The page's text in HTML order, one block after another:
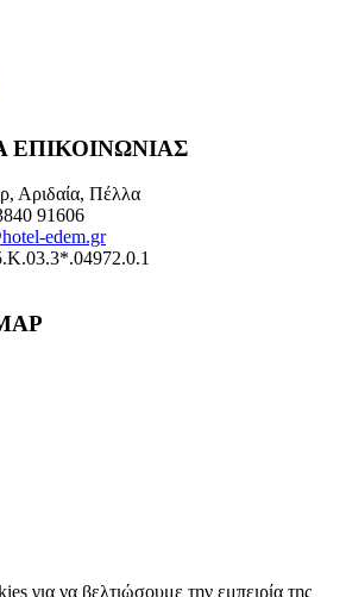
ΕΠΙΚΟΙΝΩΝΙΑΣ
Αριδαία, Πέλλα
91606
edem.gr
για να βελτιώσουμε την εμπειρία της